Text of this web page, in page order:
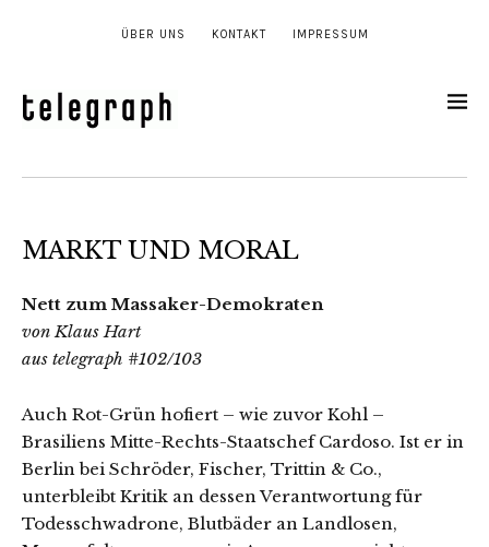
ÜBER UNS KONTAKT IMPRESSUM
MARKT UND MORAL
Nett zum Massaker-Demokraten
von Klaus Hart
aus telegraph #102/103
Auch Rot-Grün hofiert – wie zuvor Kohl –
Brasiliens Mitte-Rechts-Staatschef Cardoso. Ist er in
Berlin bei Schröder, Fischer, Trittin & Co.,
unterbleibt Kritik an dessen Verantwortung für
Todesschwadrone, Blutbäder an Landlosen,